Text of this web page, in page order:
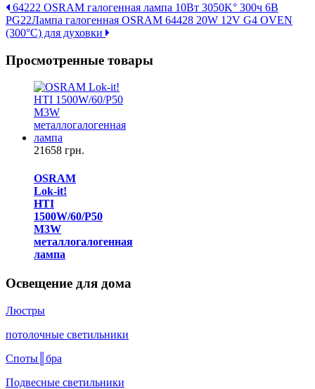
64222 OSRAM галогенная лампа 10Вт 3050K° 300ч 6В
PG22Лампа галогенная OSRAM 64428 20W 12V G4 OVEN
(300°С) для духовки
Просмотренные товары
21658 грн.
OSRAM
Lok-it!
HTI
1500W/60/P50
M3W
металлогалогенная
лампа
Освещение для дома
Люстры
потолочные светильники
Споты║бра
Подвесные светильники